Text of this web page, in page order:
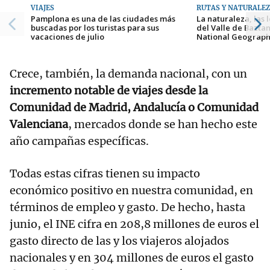
VIAJES
Pamplona es una de las ciudades más
buscadas por los turistas para sus
vacaciones de julio
RUTAS Y
La naturaleza, las
del Valle de
National
Crece, también, la demanda nacional, con un
incremento notable de viajes desde la
Comunidad de Madrid, Andalucía o Comunidad
Valenciana, mercados donde se han hecho este
año campañas específicas.
Todas estas cifras tienen su impacto
económico positivo en nuestra comunidad, en
términos de empleo y gasto. De hecho, hasta
junio, el INE cifra en 208,8 millones de euros el
gasto directo de las y los viajeros alojados
nacionales y en 304 millones de euros el gasto